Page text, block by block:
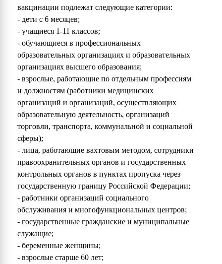
вакцинации подлежат следующие категории:
- дети с 6 месяцев;
- учащиеся 1-11 классов;
- обучающиеся в профессиональных
образовательных организациях и образовательных
организациях высшего образования;
- взрослые, работающие по отдельным профессиям
и должностям (работники медицинских
организаций и организаций, осуществляющих
образовательную деятельность, организаций
торговли, транспорта, коммунальной и социальной
сферы);
- лица, работающие вахтовым методом, сотрудники
правоохранительных органов и государственных
контрольных органов в пунктах пропуска через
государственную границу Российской Федерации;
- работники организаций социального
обслуживания и многофункциональных центров;
- государственные гражданские и муниципальные
служащие;
- беременные женщины;
- взрослые старше 60 лет;